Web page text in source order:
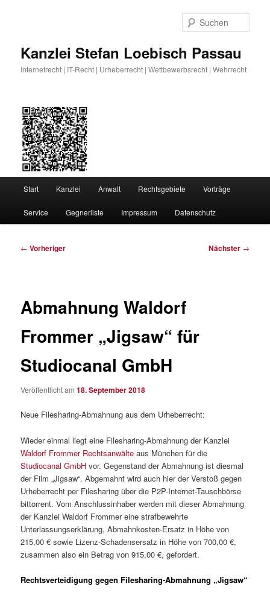
Kanzlei Stefan Loebisch Passau
Internetrecht | IT-Recht | Urheberrecht | Wettbewerbsrecht | Wehrrecht
Start Kanzlei Anwalt Rechtsgebiete Vorträge
Service Gegnerliste Impressum Datenschutz
Beitragsnavigation
← Vorheriger Nächster →
Abmahnung Waldorf
Frommer „Jigsaw“ für
Studiocanal GmbH
Veröffentlicht am18. September 2018
Neue Filesharing-Abmahnung aus dem Urheberrecht:
Wieder einmal liegt eine Filesharing-Abmahnung der Kanzlei
Waldorf Frommer Rechtsanwälte aus München für die
Studiocanal GmbH vor. Gegenstand der Abmahnung ist diesmal
der Film „Jigsaw“. Abgemahnt wird auch hier der Verstoß gegen
Urheberrecht per Filesharing über die P2P-Internet-Tauschbörse
bittorrent. Vom Anschlussinhaber werden mit dieser Abmahnung
der Kanzlei Waldorf Frommer eine strafbewehrte
Unterlassungserklärung, Abmahnkosten-Ersatz in Höhe von
215,00 € sowie Lizenz-Schadensersatz in Höhe von 700,00 €,
zusammen also ein Betrag von 915,00 €, gefordert.
Rechtsverteidigung gegen Filesharing-Abmahnung „Jigsaw“